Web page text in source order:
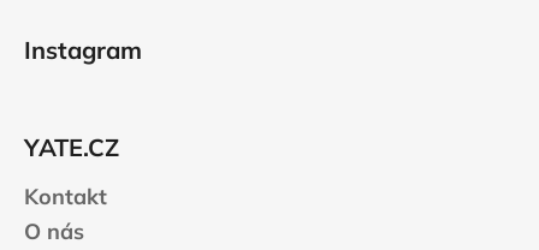
Instagram
YATE.CZ
Kontakt
O nás